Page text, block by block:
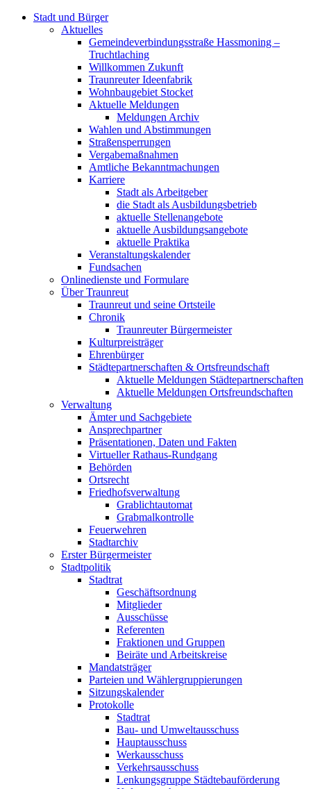
Stadt und Bürger
Aktuelles
Gemeindeverbindungsstraße Hassmoning –
Truchtlaching
Willkommen Zukunft
Traunreuter Ideenfabrik
Wohnbaugebiet Stocket
Aktuelle Meldungen
Meldungen Archiv
Wahlen und Abstimmungen
Straßensperrungen
Vergabemaßnahmen
Amtliche Bekanntmachungen
Karriere
Stadt als Arbeitgeber
die Stadt als Ausbildungsbetrieb
aktuelle Stellenangebote
aktuelle Ausbildungsangebote
aktuelle Praktika
Veranstaltungskalender
Fundsachen
Onlinedienste und Formulare
Über Traunreut
Traunreut und seine Ortsteile
Chronik
Traunreuter Bürgermeister
Kulturpreisträger
Ehrenbürger
Städtepartnerschaften & Ortsfreundschaft
Aktuelle Meldungen Städtepartnerschaften
Aktuelle Meldungen Ortsfreundschaften
Verwaltung
Ämter und Sachgebiete
Ansprechpartner
Präsentationen, Daten und Fakten
Virtueller Rathaus-Rundgang
Behörden
Ortsrecht
Friedhofsverwaltung
Grablichtautomat
Grabmalkontrolle
Feuerwehren
Stadtarchiv
Erster Bürgermeister
Stadtpolitik
Stadtrat
Geschäftsordnung
Mitglieder
Ausschüsse
Referenten
Fraktionen und Gruppen
Beiräte und Arbeitskreise
Mandatsträger
Parteien und Wählergruppierungen
Sitzungskalender
Protokolle
Stadtrat
Bau- und Umweltausschuss
Hauptausschuss
Werkausschuss
Verkehrsausschuss
Lenkungsgruppe Städtebauförderung